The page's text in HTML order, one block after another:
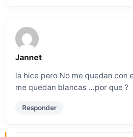
Jannet
la hice pero No me quedan con
me quedan blancas …por que ?
Responder